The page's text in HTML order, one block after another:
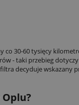
30-60 tysięcy
- taki przebieg
decyduje wskazany